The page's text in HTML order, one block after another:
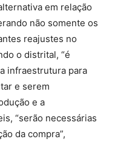
em relação
não somente os
reajustes no
o distrital, “é
infraestrutura para
e serem
e a
“serão necessárias
da compra”,